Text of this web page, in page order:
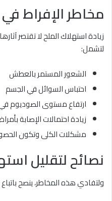
مخاطر الإفراط
زيادة استهلاك الملح لا تقتصر
لتشمل:
الشعور المستمر بالعطش
احتباس السوائل في الجسم
ارتفاع مستوى الصوديوم
زيادة احتمالات الإصابة
مشكلات الكلى وتكون
نصائح لتقليل
ولتفادي هذه المخاطر، ينصح